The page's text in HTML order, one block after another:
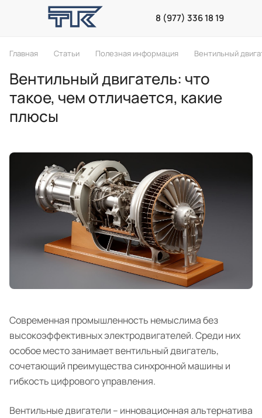
8 (977) 336 18 19
Главная Статьи Полезная информация Вентильный
Вентильный двигатель: что
такое, чем отличается, какие
плюсы
Современная промышленность немыслима без
высокоэффективных электродвигателей. Среди них
особое место занимает вентильный двигатель,
сочетающий преимущества синхронной машины и
гибкость цифрового управления.
Вентильные двигатели – инновационная альтернатива